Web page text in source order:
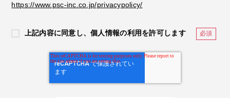
https://www.psc-inc.co.jp/privacypolicy/
上記内容に同意し、個人情報の利用を許可します